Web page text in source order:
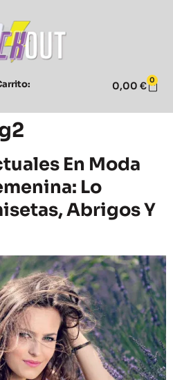
0,00 € 0
En Moda
Lo
Abrigos Y